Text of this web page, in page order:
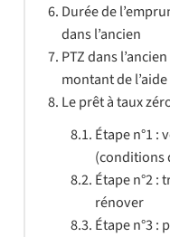
Durée de
dans l’ancien
PTZ dans
montant de l’aide
Le prêt à taux
Étape n°1 :
(conditions
Étape n°2 :
rénover
Étape n°3 :